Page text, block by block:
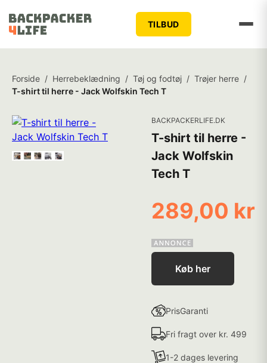
TILBUD
Forside / Herrebeklædning / Tøj og fodtøj / Trøjer herre /
T-shirt til herre - Jack Wolfskin Tech T
BACKPACKERLIFE.DK
T-shirt til herre -
Jack Wolfskin
Tech T
289,00 kr
Køb her
PrisGaranti
Fri fragt over kr. 499
1-2 dages levering